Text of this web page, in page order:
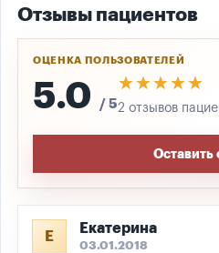
Отзывы пациентов
ОЦЕНКА ПОЛЬЗОВАТЕЛЕЙ
5.0 / 5
★★★★★
★★★★★
2 отзывов
Оставить
Е
Екатерина
03.01.2018